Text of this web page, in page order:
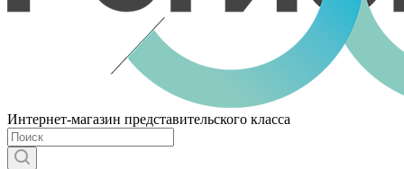
Интернет-магазин представительского класса